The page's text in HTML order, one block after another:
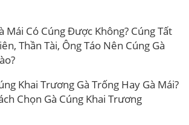
Mái Có Cúng Được Không? Cúng Tất
Thần Tài, Ông Táo Nên Cúng Gà
Khai Trương Gà Trống Hay Gà Mái?
Chọn Gà Cúng Khai Trương